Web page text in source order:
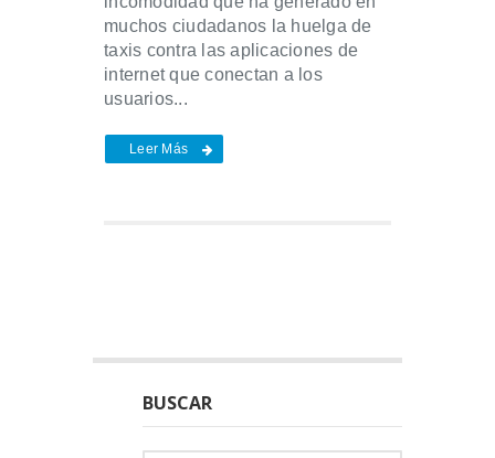
muchos ciudadanos la huelga de
taxis contra las aplicaciones de
internet que conectan a los
usuarios...
Leer Más
BUSCAR